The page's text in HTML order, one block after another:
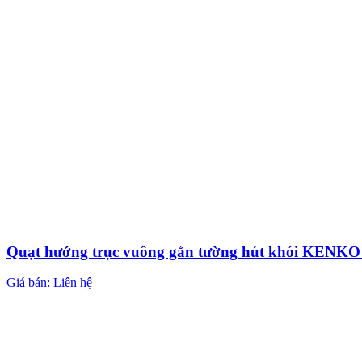
Quạt hướng trục vuông gắn tường hút khói
Giá bán: Liên hệ